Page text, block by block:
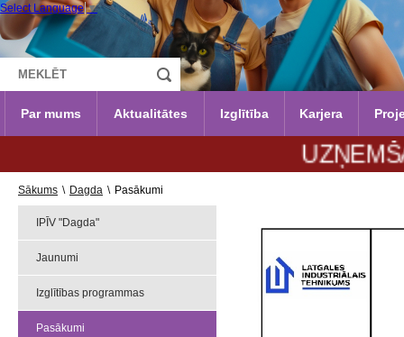
Select Language ▼
Par mums Aktualitātes Izglītība Karjera
Sākums \ Dagda \ Pasākumi
IPĪV "Dagda"
Jaunumi
Izglītības programmas
Pasākumi